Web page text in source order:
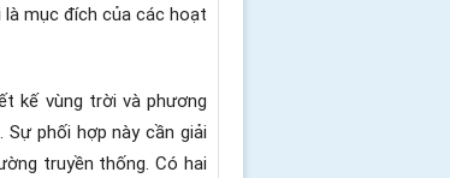
là mục đích của các hoạt
kế vùng trời và phương
phối hợp này cần giải
truyền thống. Có hai